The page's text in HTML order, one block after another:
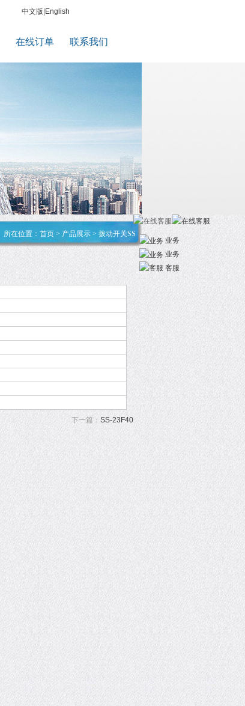
中文版 English
在线订单 联系我们
所在位置： 首页 > 产品展示 > 拨动开关SS
下一篇： SS-23F40
业务
业务
客服